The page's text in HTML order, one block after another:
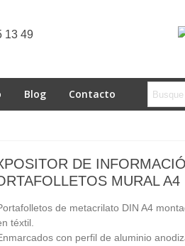
13 49
Blog Contacto
DE
MURAL A4
de metacrilato DIN A4
téxtil.
con perfil de aluminio